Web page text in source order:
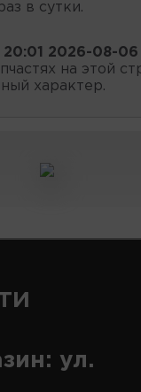
в сутки.
20:01 2026-08-06
на этой
характер.
ул.